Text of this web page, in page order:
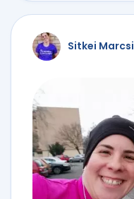
Sitkei Marcsi